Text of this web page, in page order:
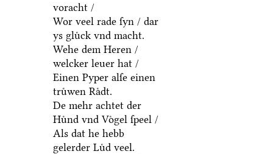
voracht /
Wor veel rade ſyn / dar
ys gluͤck vnd macht.
Wehe dem Heren /
welcker leuer hat /
Einen Pyper alſe einen
truͤwen Raͤdt.
De mehr achtet der
Huͤnd vnd Voͤgel ſpeel /
Als dat he hebb
gelerder Luͤd veel.